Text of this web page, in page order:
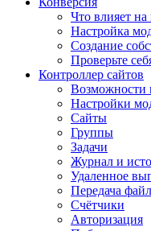
Что влияет
Настройка
Создание
Проверьте
Контроллер сайтов
Возможности
Настройки
Сайты
Группы
Задачи
Журнал и
Удаленное
Передача
Счётчики
Авторизация